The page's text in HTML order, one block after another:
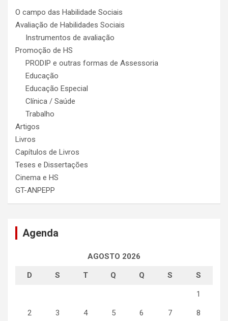
O campo das Habilidade Sociais
Avaliação de Habilidades Sociais
Instrumentos de avaliação
Promoção de HS
PRODIP e outras formas de Assessoria
Educação
Educação Especial
Clínica / Saúde
Trabalho
Artigos
Livros
Capítulos de Livros
Teses e Dissertações
Cinema e HS
GT-ANPEPP
Agenda
AGOSTO 2026
D S T Q Q S S
1
2 3 4 5 6 7 8